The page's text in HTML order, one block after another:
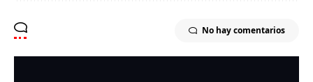
No hay comentarios